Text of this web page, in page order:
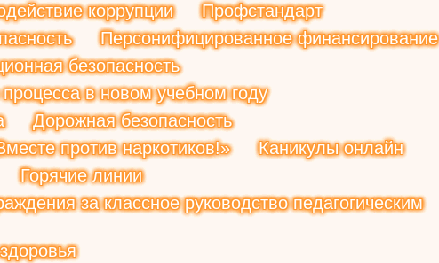
коррупции
Профстандарт
Персонифицированное финансирование
безопасность
в новом учебном году
Дорожная безопасность
против наркотиков!»
Каникулы онлайн
Горячие линии
за классное руководство педагогическим